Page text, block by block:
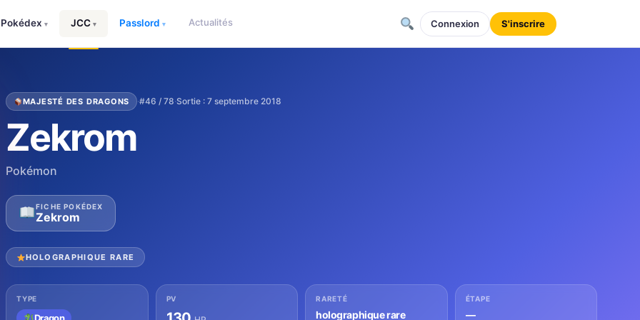
Pokédex ▾ JCC ▾ Passlord ▾ Actualités Connexion S'inscrire
MAJESTÉ DES DRAGONS ·#46 / 78·Sortie : 7 septembre 2018
Zekrom
Pokémon
FICHE POKÉDEX
Zekrom
HOLOGRAPHIQUE RARE
TYPE PV RARETÉ
holographique rare
ÉTAPE
—